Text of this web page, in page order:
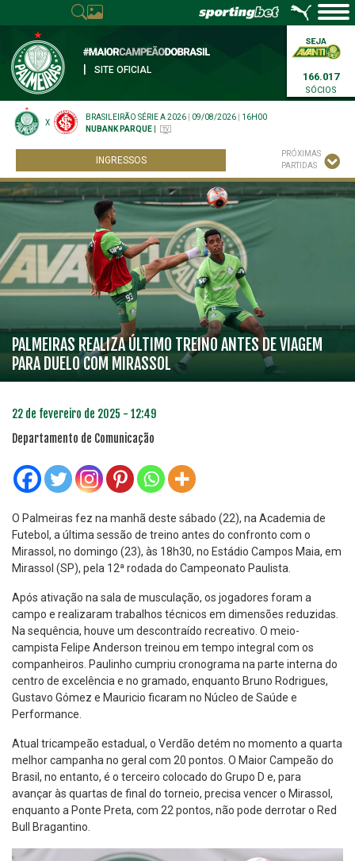
SITE OFICIAL
166.017
SÓCIOS
X
BRASILEIRÃO SÉRIE A 2026 09/08/2026
16H00
NUBANK PARQUE
INGRESSOS
PRÓXIMAS
PARTIDAS
PALMEIRAS REALIZA ÚLTIMO TREINO ANTES DE VIAGEM
PARA DUELO COM MIRASSOL
22 de fevereiro de 2025 - 12:49
Departamento de Comunicação
O Palmeiras fez na manhã deste sábado (22), na Academia de
Futebol, a última sessão de treino antes do confronto com o
Mirassol, no domingo (23), às 18h30, no Estádio Campos Maia, em
Mirassol (SP), pela 12ª rodada do Campeonato Paulista.
Após ativação na sala de musculação, os jogadores foram a
campo e realizaram trabalhos técnicos em dimensões reduzidas.
Na sequência, houve um descontraído recreativo. O meio-
campista Felipe Anderson treinou em tempo integral com os
companheiros. Paulinho cumpriu cronograma na parte interna do
centro de excelência e no gramado, enquanto Bruno Rodrigues,
Gustavo Gómez e Mauricio ficaram no Núcleo de Saúde e
Performance.
Atual tricampeão estadual, o Verdão detém no momento a quarta
melhor campanha no geral com 20 pontos. O Maior Campeão do
Brasil, no entanto, é o terceiro colocado do Grupo D e, para
avançar às quartas de final do torneio, precisa vencer o Mirassol,
enquanto a Ponte Preta, com 22 pontos, não pode derrotar o Red
Bull Bragantino.